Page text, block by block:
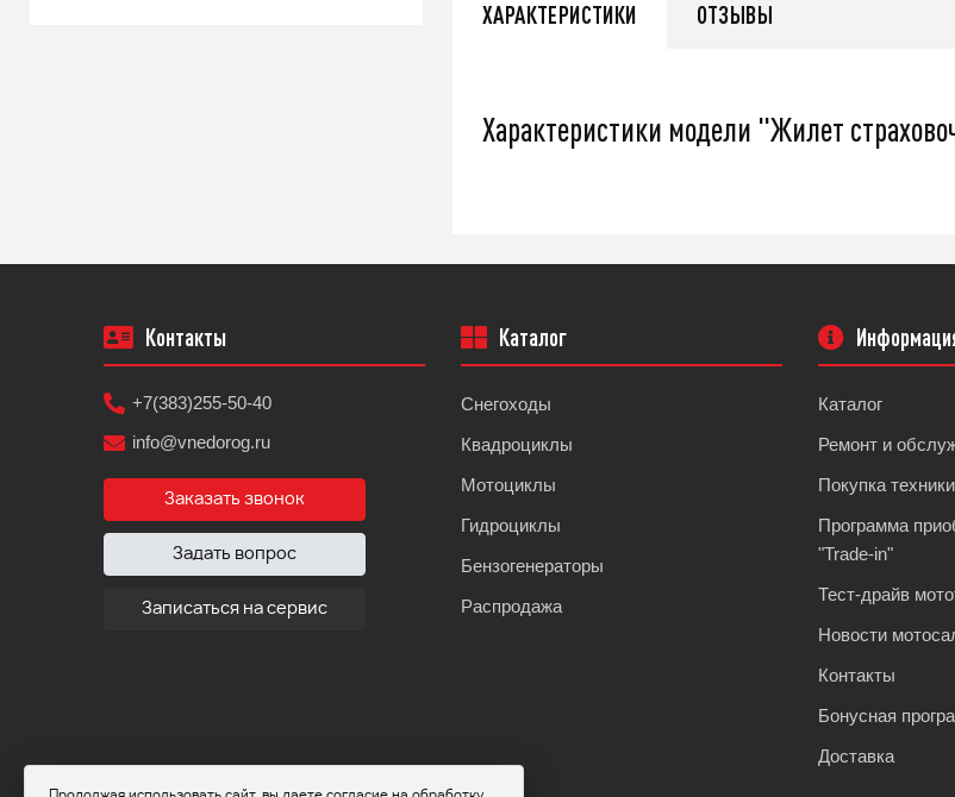
ХАРАКТЕРИСТИКИ ОТЗЫВЫ
Характеристики модели "Жилет
Контакты
+7(383)255-50-40
info@vnedorog.ru
Заказать звонок
Задать вопрос
Записаться на сервис
Каталог
Снегоходы
Квадроциклы
Мотоциклы
Гидроциклы
Бензогенераторы
Распродажа
Каталог
Ремонт и
Покупка
Программа
"Trade-in"
Тест-драйв
Новости
Контакты
Бонусная
Доставка